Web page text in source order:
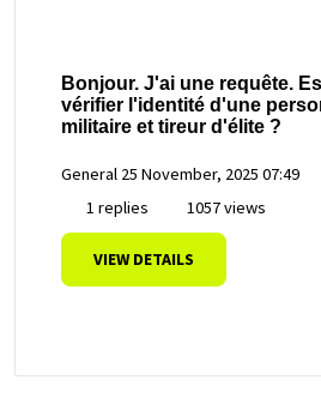
Bonjour. J'ai une requête.
vérifier l'identité d'une
militaire et tireur d'élite ?
General 25 November, 2025 07:49
1 replies
1057 views
VIEW DETAILS